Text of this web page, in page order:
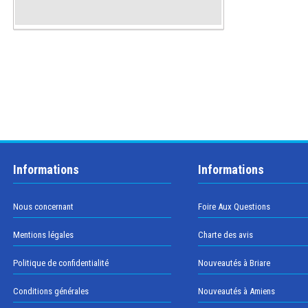
Informations
Nous concernant
Mentions légales
Politique de confidentialité
Conditions générales
Informations
Foire Aux Questions
Charte des avis
Nouveautés à Briare
Nouveautés à Amiens